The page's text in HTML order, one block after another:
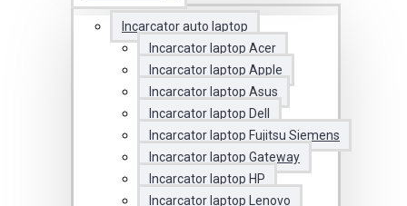
Incarcator auto laptop
Incarcator laptop Acer
Incarcator laptop Apple
Incarcator laptop Asus
Incarcator laptop Dell
Incarcator laptop Fujitsu Siemens
Incarcator laptop Gateway
Incarcator laptop HP
Incarcator laptop Lenovo